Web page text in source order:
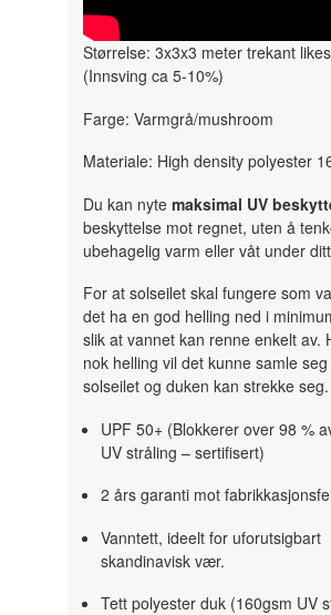
" width="300" height="150">
Størrelse: 3x3x3 meter trekant
(Innsving ca 5-10%)
Farge: Varmgrå/mushroom
Materiale: High density polyester
Du kan nytemaksimal UV
beskyttelse mot regnet, uten å
ubehagelig varm eller våt under
For at solseilet skal fungere som
det ha en god helling ned i
slik at vannet kan renne enkelt av.
nok helling vil det kunne samle
solseilet og duken kan strekke seg.
UPF 50+ (Blokkerer over 98 %
UV stråling – sertifisert)
2 års garanti mot
Vanntett, ideelt for uforutsigbart
skandinavisk vær.
Tett polyester duk (160gsm UV